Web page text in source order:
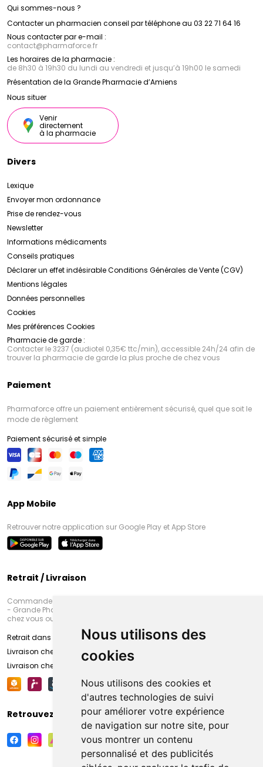
Nous utilisons des
cookies
Nous utilisons des cookies et
d'autres technologies de suivi
pour améliorer votre expérience
de navigation sur notre site, pour
vous montrer un contenu
personnalisé et des publicités
Qui sommes-nous ?
Contacter un pharmacien conseil par téléphone au 03 22 71 64 16
Nous contacter par e-mail :
contact@pharmaforce.fr
Les horaires de la pharmacie :
de 8h30 à 19h30 du lundi au vendredi et jusqu’à 19h00 le samedi
Présentation de la Grande Pharmacie d’Amiens
Nous situer
Venir
directement
à la pharmacie
Divers
Lexique
Envoyer mon ordonnance
Prise de rendez-vous
Newsletter
Informations médicaments
Conseils pratiques
Déclarer un effet indésirableConditions Générales de Vente (CGV)
Mentions légales
Données personnelles
Cookies
Mes préférences Cookies
Pharmacie de garde :
Contacter le 3237 (audiotel 0,35€ ttc/min), accessible 24h/24 afin de
trouver la pharmacie de garde la plus proche de chez vous
Paiement
Pharmaforce offre un paiement entièrement sécurisé, quel que soit le
mode de règlement
Paiement sécurisé et simple
App Mobile
Retrouver notre application sur Google Play et App Store
Retrait / Livraison
Commandez en ligne et venez chercher votre commande à Amiens
- Grande Pharmacie d’Amiens (Fachon) ou recevez-là rapidement
chez vous ou en point retrait
Retrait dans la pharmacie d’Amiens
Livraison chez vous
Livraison chez votre commerçant
Retrouvez-nous sur vos réseaux sociaux